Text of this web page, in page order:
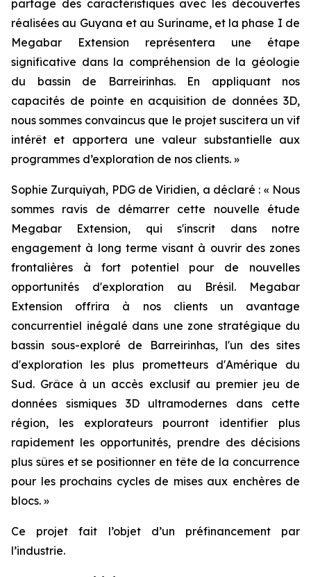
partage des caractéristiques avec les découvertes
réalisées au Guyana et au Suriname, et la phase I de
Megabar Extension représentera une étape
significative dans la compréhension de la géologie
du bassin de Barreirinhas. En appliquant nos
capacités de pointe en acquisition de données 3D,
nous sommes convaincus que le projet suscitera un vif
intérêt et apportera une valeur substantielle aux
programmes d’exploration de nos clients. »
Sophie Zurquiyah, PDG de Viridien, a déclaré : « Nous
sommes ravis de démarrer cette nouvelle étude
Megabar Extension, qui s'inscrit dans notre
engagement à long terme visant à ouvrir des zones
frontalières à fort potentiel pour de nouvelles
opportunités d'exploration au Brésil. Megabar
Extension offrira à nos clients un avantage
concurrentiel inégalé dans une zone stratégique du
bassin sous-exploré de Barreirinhas, l'un des sites
d'exploration les plus prometteurs d'Amérique du
Sud. Grâce à un accès exclusif au premier jeu de
données sismiques 3D ultramodernes dans cette
région, les explorateurs pourront identifier plus
rapidement les opportunités, prendre des décisions
plus sûres et se positionner en tête de la concurrence
pour les prochains cycles de mises aux enchères de
blocs. »
Ce projet fait l’objet d’un préfinancement par
l’industrie.